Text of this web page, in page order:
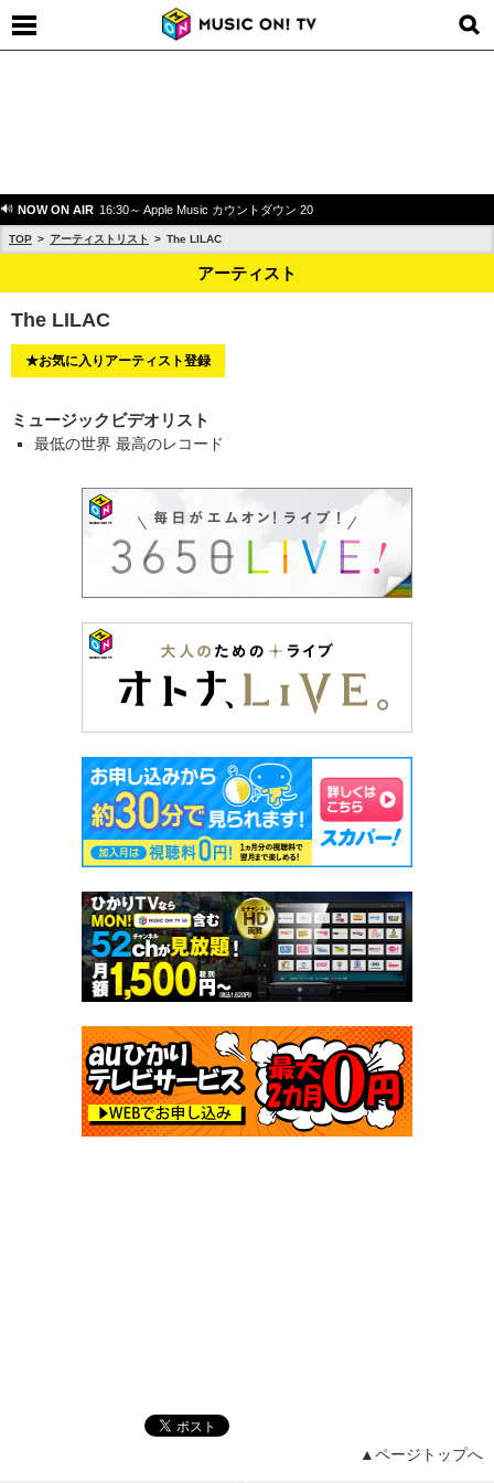
NOW ON AIR 16:30～ Apple Music カウントダウン 20
TOP アーティストリスト The LILAC
アーティスト
The LILAC
★お気に入りアーティスト登録
ミュージックビデオリスト
最低の世界 最高のレコード
▲ページトップへ